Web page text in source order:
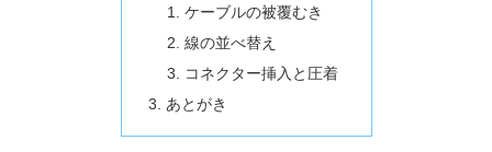
ケーブルの被覆むき
線の並べ替え
コネクター挿入と圧着
あとがき